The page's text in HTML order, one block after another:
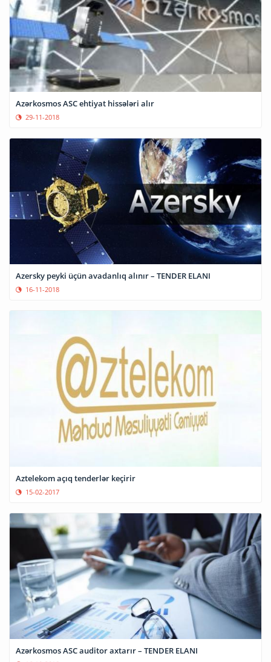
Azərkosmos ASC ehtiyat hissələri alır
29-11-2018
Azersky peyki üçün avadanlıq alınır – TENDER ELANI
16-11-2018
Aztelekom açıq tenderlər keçirir
15-02-2017
Azərkosmos ASC auditor axtarır – TENDER ELANI